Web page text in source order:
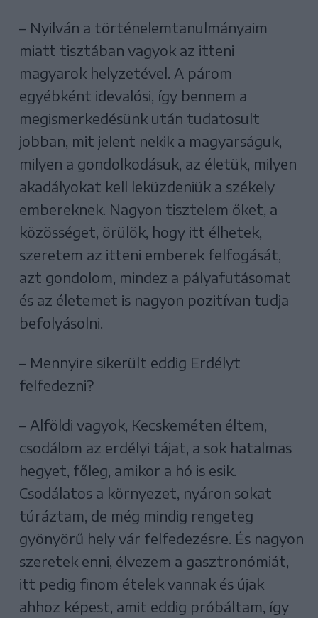
– Nyilván a történelemtanulmányaim
miatt tisztában vagyok az itteni
magyarok helyzetével. A párom
egyébként idevalósi, így bennem a
megismerkedésünk után tudatosult
jobban, mit jelent nekik a magyarságuk,
milyen a gondolkodásuk, az életük, milyen
akadályokat kell leküzdeniük a székely
embereknek. Nagyon tisztelem őket, a
közösséget, örülök, hogy itt élhetek,
szeretem az itteni emberek felfogását,
azt gondolom, mindez a pályafutásomat
és az életemet is nagyon pozitívan tudja
befolyásolni.
– Mennyire sikerült eddig Erdélyt
felfedezni?
– Alföldi vagyok, Kecskeméten éltem,
csodálom az erdélyi tájat, a sok hatalmas
hegyet, főleg, amikor a hó is esik.
Csodálatos a környezet, nyáron sokat
túráztam, de még mindig rengeteg
gyönyörű hely vár felfedezésre. És nagyon
szeretek enni, élvezem a gasztronómiát,
itt pedig finom ételek vannak és újak
ahhoz képest, amit eddig próbáltam, így